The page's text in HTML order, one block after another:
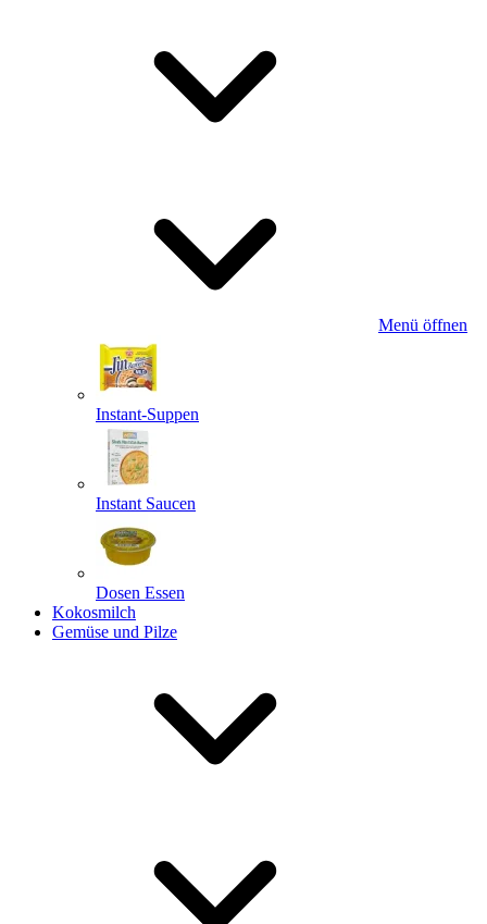
Menü öffnen
Instant-Suppen
Instant Saucen
Dosen Essen
Kokosmilch
Gemüse und Pilze